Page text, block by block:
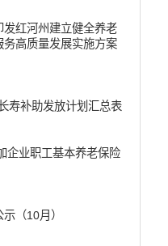
红河州建立健全养老
高质量发展实施方案
寿补助发放计划汇总表
企业职工基本养老保险
（10月）